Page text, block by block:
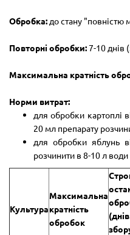
Обробка: до стану "повністю
Повторні обробки:7-10 днів
Максимальна кратність
Норми витрат:
для обробки картоплі
20 мл препарату
для обробки яблунь
розчинити в 8-10 л
Культура
Максимальна
кратність
обробок